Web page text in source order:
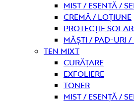
Mist / Esență /
Cremă / Loțiune
Protecție
Măști / Pad-uri
Ten mixt
curățare
Exfoliere
Toner
Mist / Esență /